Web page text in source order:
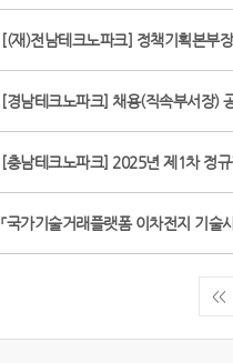
[(재)전남테크노파크] 정책기획본부
[경남테크노파크] 채용(직속부서장)
[충남테크노파크] 2025년 제1차 정
「국가기술거래플랫폼 이차전지 기
<<